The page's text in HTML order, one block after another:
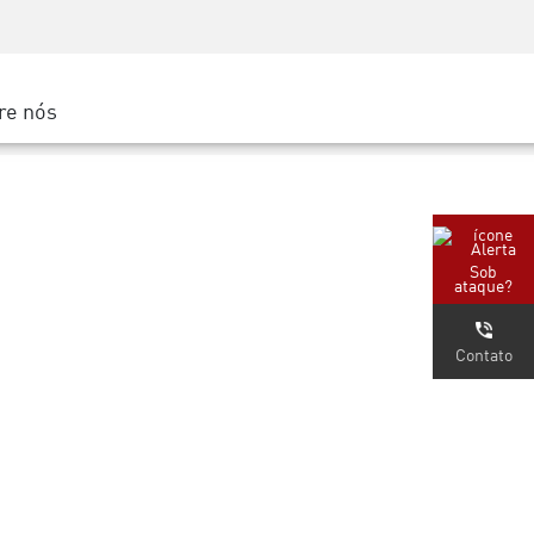
Google Cloud
nós
Sob
ataque?
Contato